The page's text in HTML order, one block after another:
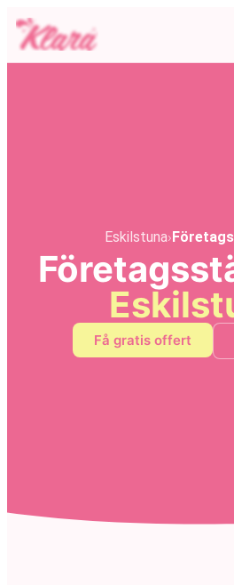
Eskilstuna›
Få gratis offert